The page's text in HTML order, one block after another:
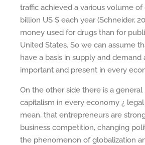
traffic achieved a various volume of
billion US $ each year (Schneider,
money used for drugs than for
United States. So we can assume
have a basis in supply and demand
important and present in every
On the other side there is a
capitalism in every economy ¿
mean, that entrepreneurs are
business competition, changing
the phenomenon of globalization